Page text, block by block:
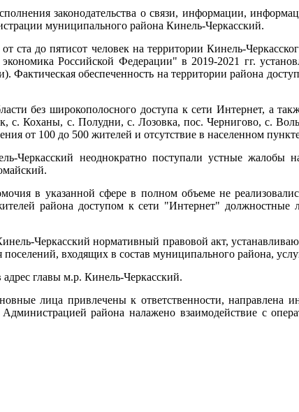
законодательства о связи, информации,
муниципального района Кинель-Черкасский.
до пятисот человек на территории Кинель-
Российской Федерации" в 2019-2021 гг.
обеспеченность на территории района
без широкополосного доступа к сети Интернет, а
с. Коханы, с. Полудни, с. Лозовка, пос. Чернигово, с.
от 100 до 500 жителей и отсутствие в населенном
Черкасский неоднократно поступали устные жалобы
в указанной сфере в полном объеме не
района доступом к сети "Интернет"
Черкасский нормативный правовой акт,
входящих в состав муниципального района,
главы м.р. Кинель-Черкасский.
лица привлечены к ответственности,
района налажено взаимодействие с